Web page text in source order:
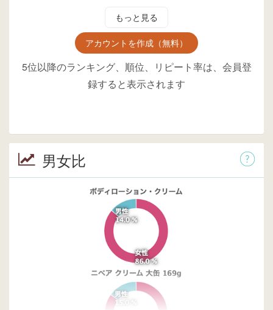
もっと見る
アカウントを作成（無料）
5位以降のランキング、順位、リピート率は、会員登
録すると表示されます
男女比